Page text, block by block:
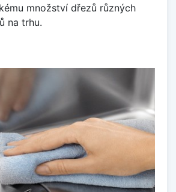
množství dřezů různých
na trhu.